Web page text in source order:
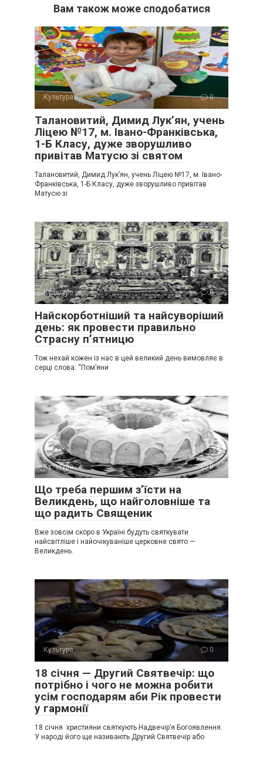
Вам також може сподобатися
Культура 0
Талановитий, Димид Лук’ян, учень
Ліцею №17, м. Івано-Франківська,
1-Б Класу, дуже зворушливо
привітав Матусю зі святом
Талановитий, Димид Лук’ян, учень Ліцею №17, м. Івано-
Франківська, 1-Б Класу, дуже зворушливо привітав
Матусю зі
Культура 0
Найскорботніший та найсуворіший
день: як провести правильно
Страсну п’ятницю
Тож нехай кожен із нас в цей великий день вимовляє в
серці слова: “Пом’яни
Культура 0
Що треба першим з’їсти на
Великдень, що найголовніше та
що радить Священик
Вже зовсім скоро в Україні будуть святкувати
найсвітліше і найочікуваніше церковне свято —
Великдень.
Культура 0
18 січня — Другий Святвечір: що
потрібно і чого не можна робити
усім господарям аби Рік провести
у гармонії
18 січня християни святкують Надвечір’я Богоявлення.
У народі його ще називають Другий Святвечір або